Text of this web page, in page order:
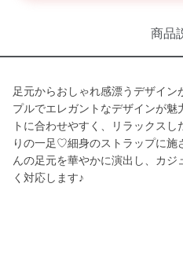
商品
足元からおしゃれ感漂うデザイ
プルでエレガントなデザインが
トに合わせやすく、リラックス
りの一足♡細身のストラップに施
んの足元を華やかに演出し、カ
く対応します♪